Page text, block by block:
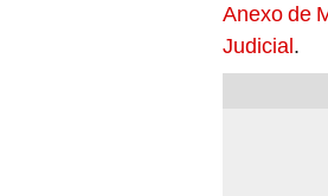
Anexo de
Judicial.